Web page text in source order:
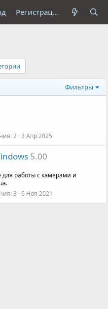
Регистрация
Фильтры
2 3 Апр 2025
5.00
работы с камерами и
3 6 Ноя 2021